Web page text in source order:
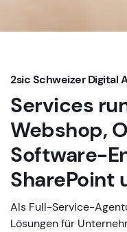
2sic Schweizer Digital
Services
Webshop,
Software-
SharePoint
Als Full-Service-
Lösungen für